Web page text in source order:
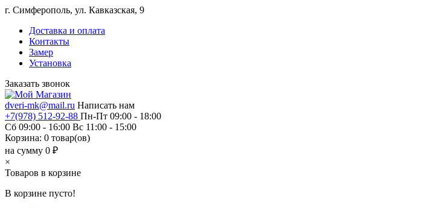
г. Симферополь, ул. Кавказская, 9
Доставка и оплата
Контакты
Замер
Установка
Заказать звонок
dveri-mk@mail.ru Написать нам
+7(978) 512-92-88 Пн-Пт 09:00 - 18:00
Сб 09:00 - 16:00 Вс 11:00 - 15:00
Корзина: 0 товар(ов)
на сумму 0 ₽
×
Товаров в корзине
В корзине пусто!